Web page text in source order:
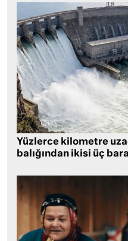
Yüzlerce kilometre
balığından ikisi üç